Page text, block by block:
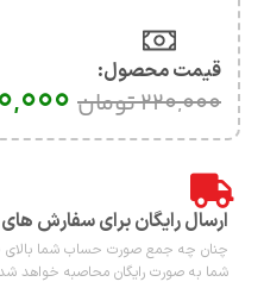
قیمت محصول:​
220,000تومان
ارسال رایگان برای سفارش های بالای 10
شما به صورت رایگان محاصبه خواهد